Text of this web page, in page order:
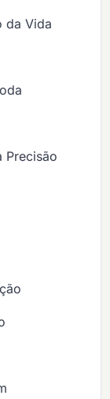
da Vida
Precisão